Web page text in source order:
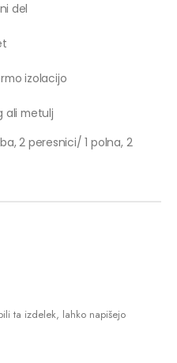
del
izolacijo
ali metulj
2 peresnici/ 1 polna, 2
ta izdelek, lahko napišejo